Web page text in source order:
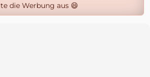
die Werbung aus 😄